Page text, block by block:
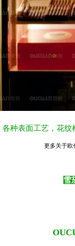
种表面工艺，花
更多关于欧
雪